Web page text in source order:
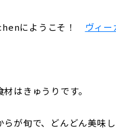
にようこそ！ ヴィー
はきゅうりです。
らが旬で、どんどん美味